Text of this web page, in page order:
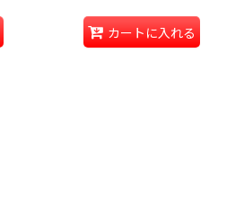
カートに入れる